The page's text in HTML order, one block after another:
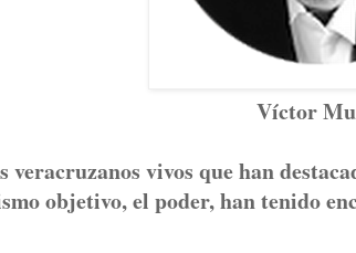
Víctor
vivos que han
objetivo, el poder, han tenido